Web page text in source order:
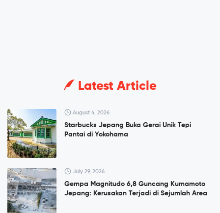
Latest Article
August 4, 2026
Starbucks Jepang Buka Gerai Unik Tepi
Pantai di Yokohama
July 29, 2026
Gempa Magnitudo 6,8 Guncang Kumamoto
Jepang: Kerusakan Terjadi di Sejumlah Area